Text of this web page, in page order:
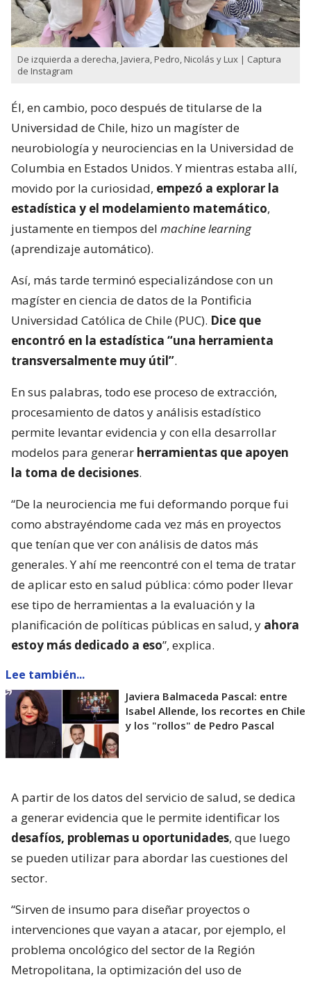
De izquierda a derecha, Javiera, Pedro, Nicolás y Lux | Captura
de Instagram
Él, en cambio, poco después de titularse de la
Universidad de Chile, hizo un magíster de
neurobiología y neurociencias en la Universidad de
Columbia en Estados Unidos. Y mientras estaba allí,
movido por la curiosidad, empezó a explorar la
estadística y el modelamiento matemático,
justamente en tiempos del machine learning
(aprendizaje automático).
Así, más tarde terminó especializándose con un
magíster en ciencia de datos de la Pontificia
Universidad Católica de Chile (PUC). Dice que
encontró en la estadística “una herramienta
transversalmente muy útil”.
En sus palabras, todo ese proceso de extracción,
procesamiento de datos y análisis estadístico
permite levantar evidencia y con ella desarrollar
modelos para generar herramientas que apoyen
la toma de decisiones.
“De la neurociencia me fui deformando porque fui
como abstrayéndome cada vez más en proyectos
que tenían que ver con análisis de datos más
generales. Y ahí me reencontré con el tema de tratar
de aplicar esto en salud pública: cómo poder llevar
ese tipo de herramientas a la evaluación y la
planificación de políticas públicas en salud, y ahora
estoy más dedicado a eso”, explica.
Lee también...
Javiera Balmaceda Pascal: entre
Isabel Allende, los recortes en Chile
y los "rollos" de Pedro Pascal
A partir de los datos del servicio de salud, se dedica
a generar evidencia que le permite identificar los
desafíos, problemas u oportunidades, que luego
se pueden utilizar para abordar las cuestiones del
sector.
“Sirven de insumo para diseñar proyectos o
intervenciones que vayan a atacar, por ejemplo, el
problema oncológico del sector de la Región
Metropolitana, la optimización del uso de